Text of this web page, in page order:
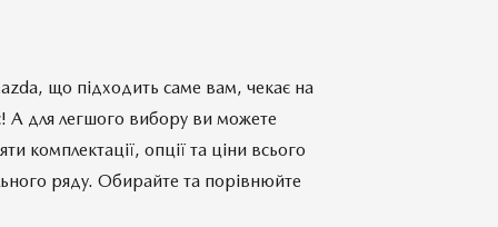
що підходить саме вам, чекає на
А для легшого вибору ви можете
комплектації, опції та ціни всього
ряду. Обирайте та порівнюйте